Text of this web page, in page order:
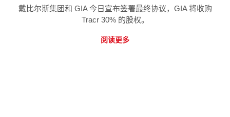
戴比尔斯集团和 GIA 今日宣布签署最终协议，GIA 将收购
Tracr 30% 的股权。
阅读更多